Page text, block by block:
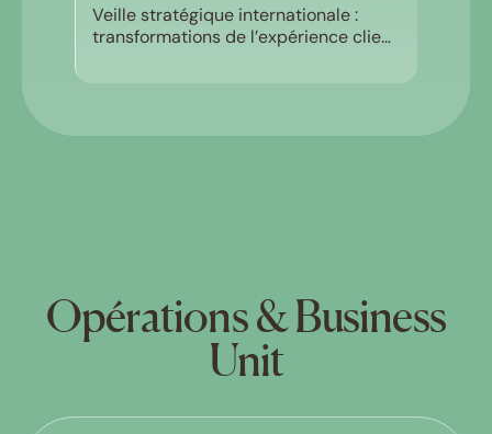
Veille stratégique internationale :
transformations de l’expérience client
Opérations & Business
Unit